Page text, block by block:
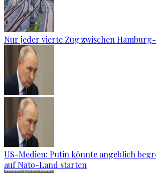
Nur jeder vierte Zug zwischen
US-Medien: Putin könnte angeblich
auf Nato-Land starten